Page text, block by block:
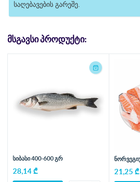
საღებავების გარეშე.
ᲛᲡᲒᲐᲕᲡᲘ ᲞᲠᲝᲓᲣᲥᲢᲘ:
სიბასი 400-600 გრ
28,14 ₾ 21,25 ₾